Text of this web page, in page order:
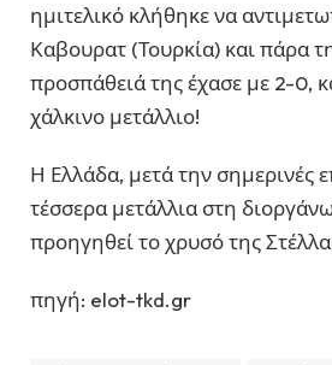
ημιτελικό κλήθηκε να
Καβουρατ (Τουρκία) και πάρα
προσπάθειά της έχασε με 2-0,
χάλκινο μετάλλιο!
Η Ελλάδα, μετά την σημερινές
τέσσερα μετάλλια στη
προηγηθεί το χρυσό της
πηγή: elot-tkd.gr